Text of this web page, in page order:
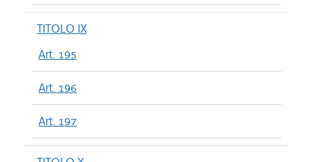
TITOLO IX
Art. 195
Art. 196
Art. 197